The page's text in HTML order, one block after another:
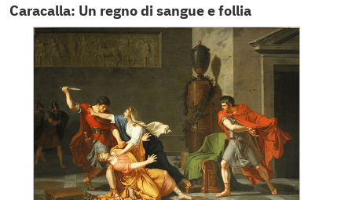
Caracalla: Un regno di sangue e follia